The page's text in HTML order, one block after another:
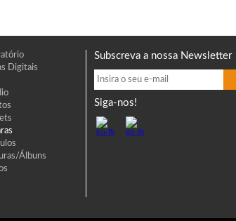
Digitais
Álbuns
Subscreva a nossa Newsletter
Siga-nos!